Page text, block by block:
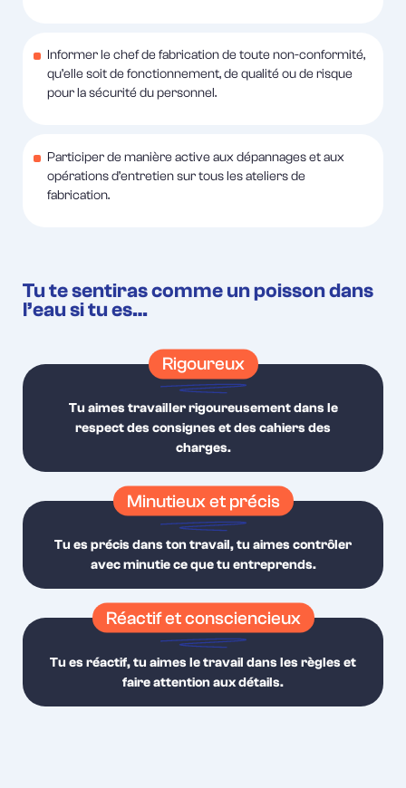
Informer le chef de fabrication de toute non-conformité,
qu’elle soit de fonctionnement, de qualité ou de risque
pour la sécurité du personnel.
Participer de manière active aux dépannages et aux
opérations d’entretien sur tous les ateliers de
fabrication.
Tu te sentiras comme un poisson dans
l’eau si tu es…
Rigoureux
Tu aimes travailler rigoureusement dans le
respect des consignes et des cahiers des
charges.
Minutieux et précis
Tu es précis dans ton travail, tu aimes contrôler
avec minutie ce que tu entreprends.
Réactif et consciencieux
Tu es réactif, tu aimes le travail dans les règles et
faire attention aux détails.